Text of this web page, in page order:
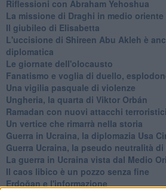
Riflessioni con Abraham Yehoshua
La missione di Draghi in medio oriente
Il giubileo di Elisabetta
L'uccisione di Shireen Abu Akleh è
diplomatica
Le giornate dell'olocausto
Fanatismo e voglia di duello,
Una vigilia pasquale di violenze
Ungheria, la quarta di Viktor Orbán
Ramadan con nuovi attacchi terroristici
Un vertice che rimarrà nella storia
Guerra in Ucraina, la diplomazia Usa
Guerra Ucraina, la pseudo neutralità di
La guerra in Ucraina vista dal Medio
​Il caos libico è un pozzo senza fine
Erdoğan e l'informazione